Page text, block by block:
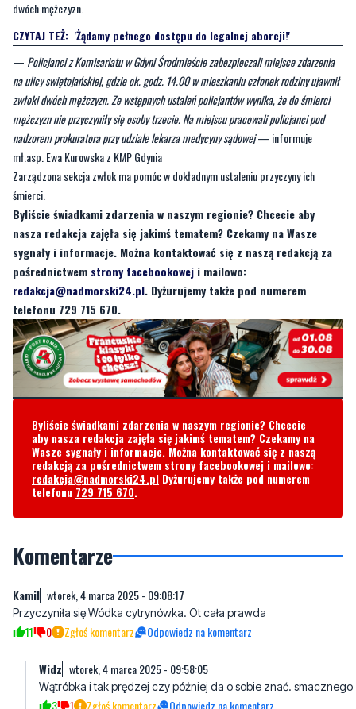
dwóch mężczyzn.
CZYTAJ TEŻ: 'Żądamy pełnego dostępu do legalnej aborcji!'
— Policjanci z Komisariatu w Gdyni Środmieście zabezpieczali miejsce zdarzenia
na ulicy swiętojańskiej, gdzie ok. godz. 14.00 w mieszkaniu członek rodziny ujawnił
zwłoki dwóch mężczyzn. Ze wstępnych ustaleń policjantów wynika, że do śmierci
mężczyzn nie przyczyniły się osoby trzecie. Na miejscu pracowali policjanci pod
nadzorem prokuratora przy udziale lekarza medycyny sądowej— informuje
mł.asp. Ewa Kurowska z KMP Gdynia
Zarządzona sekcja zwłok ma pomóc w dokładnym ustaleniu przyczyny ich
śmierci.
Byliście świadkami zdarzenia w naszym regionie? Chcecie aby
nasza redakcja zajęła się jakimś tematem? Czekamy na Wasze
sygnały i informacje. Można kontaktować się z naszą redakcją za
pośrednictwem strony facebookowej i mailowo:
redakcja@nadmorski24.pl. Dyżurujemy także pod numerem
telefonu 729 715 670.
Byliście świadkami zdarzenia w naszym regionie? Chcecie
aby nasza redakcja zajęła się jakimś tematem? Czekamy na
Wasze sygnały i informacje. Można kontaktować się z naszą
redakcją za pośrednictwem strony facebookowej i mailowo:
redakcja@nadmorski24.pl Dyżurujemy także pod numerem
telefonu 729 715 670.
Komentarze
Kamil wtorek, 4 marca 2025 - 09:08:17
Przyczyniła się Wódka cytrynówka. Ot cała prawda
11 0 Zgłoś komentarz Odpowiedz na komentarz
Widz wtorek, 4 marca 2025 - 09:58:05
Wątróbka i tak prędzej czy później da o sobie znać. smacznego
3 1